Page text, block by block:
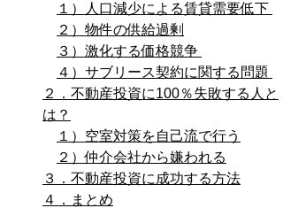
１）人口減少による賃貸需要低下
２）物件の供給過剰
３）激化する価格競争
４）サブリース契約に関する問題
２．不動産投資に100％失敗する人と
は？
１）空室対策を自己流で行う
２）仲介会社から嫌われる
３．不動産投資に成功する方法
４．まとめ